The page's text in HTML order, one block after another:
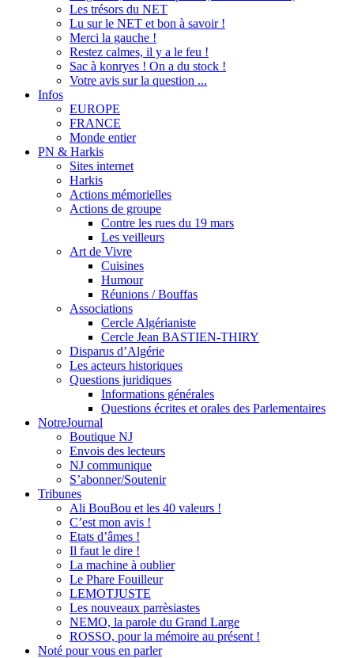
Les trésors du NET
Lu sur le NET et bon à savoir !
Merci la gauche !
Restez calmes, il y a le feu !
Sac à konryes ! On a du stock !
Votre avis sur la question ...
Infos
EUROPE
FRANCE
Monde entier
PN & Harkis
Sites internet
Harkis
Actions mémorielles
Actions de groupe
Contre les rues du 19 mars
Les veilleurs
Art de Vivre
Cuisines
Humour
Réunions / Bouffas
Associations
Cercle Algérianiste
Cercle Jean BASTIEN-THIRY
Disparus d’Algérie
Les acteurs historiques
Questions juridiques
Informations générales
Questions écrites et orales des Parlementaires
NotreJournal
Boutique NJ
Envois des lecteurs
NJ communique
S’abonner/Soutenir
Tribunes
Ali BouBou et les 40 valeurs !
C’est mon avis !
Etats d’âmes !
Il faut le dire !
La machine à oublier
Le Phare Fouilleur
LEMOTJUSTE
Les nouveaux parrèsiastes
NEMO, la parole du Grand Large
ROSSO, pour la mémoire au présent !
Noté pour vous en parler